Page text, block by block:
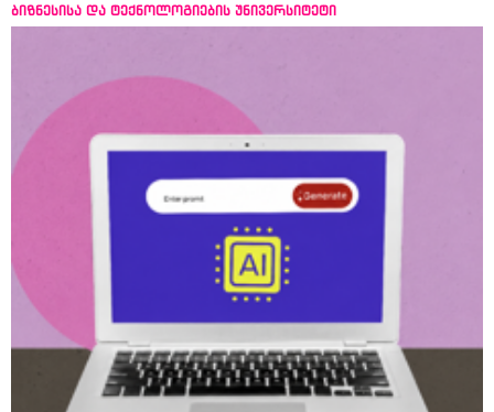
ბიზნესისა და ტექნოლოგიების უნივერსიტეტი